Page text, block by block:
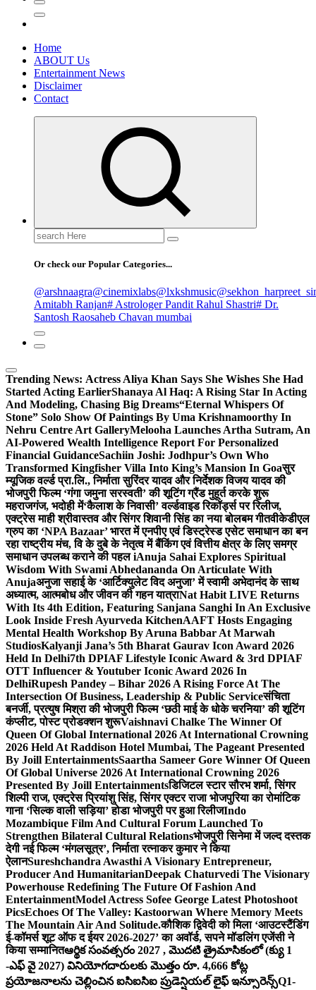
Home
ABOUT Us
Entertainment News
Disclaimer
Contact
Search
for:
Or check our Popular Categories...
@arshnaagra@cinemixlabs@lxkshmusic
Amitabh Ranjan# Astrologer Pandit Rahul Shastri# Dr.
Santosh Raosaheb Chavan mumbai
Trending News: Actress Aliya Khan Says She Wishes She Had
Started Acting EarlierShanaya Al Haq: A Rising Star In Acting
And Modeling, Chasing Big Dreams“Eternal Whispers Of
Stone” Solo Show Of Paintings By Uma Krishnamoorthy In
Nehru Centre Art GalleryMelooha Launches Artha Sutram, An
AI-Powered Wealth Intelligence Report For Personalized
Financial GuidanceSachiin Joshi: Jodhpur’s Own Who
Transformed Kingfisher Villa Into King’s Mansion In Goaसुर
म्यूजिक वर्ल्ड प्रा.लि., निर्माता सुरिंदर यादव और निर्देशक विजय यादव की
भोजपुरी फिल्म ‘गंगा जमुना सरस्वती’ की शूटिंग ग्रैंड मुहूर्त करके शुरू
महराजगंज, भदोही में‘कैलाश के निवासी’ वर्ल्डवाइड रिकॉर्ड्स पर रिलीज,
एक्ट्रेस माही श्रीवास्तव और सिंगर शिवानी सिंह का नया बोलबम गीतवीकेडीएल
ग्रुप का ‘NPA Bazaar’ भारत में एनपीए एवं डिस्ट्रेस्ड एसेट समाधान का बन
रहा राष्ट्रीय मंच, वि के दुबे के नेतृत्व में बैंकिंग एवं वित्तीय क्षेत्र के लिए समग्र
समाधान उपलब्ध कराने की पहल iAnuja Sahai Explores Spiritual
Wisdom With Swami Abhedananda On Articulate With
Anujaअनुजा सहाई के ‘आर्टिक्युलेट विद अनुजा’ में स्वामी अभेदानंद के साथ
अध्यात्म, आत्मबोध और जीवन की गहन यात्राNat Habit LIVE Returns
With Its 4th Edition, Featuring Sanjana Sanghi In An Exclusive
Look Inside Fresh Ayurveda KitchenAAFT Hosts Engaging
Mental Health Workshop By Aruna Babbar At Marwah
StudiosKalyanji Jana’s 5th Bharat Gaurav Icon Award 2026
Held In Delhi7th DPIAF Lifestyle Iconic Award & 3rd DPIAF
OTT Influencer & Youtuber Iconic Award 2026 In
DelhiRupesh Pandey – Bihar 2026 A Rising Force At The
Intersection Of Business, Leadership & Public Serviceसंचिता
बनर्जी, प्रत्युष मिश्रा की भोजपुरी फिल्म ‘छठी माई के धोके चरनिया’ की शूटिंग
कंप्लीट, पोस्ट प्रोडक्शन शुरूVaishnavi Chalke The Winner Of
Queen Of Global International 2026 At International Crowning
2026 Held At Raddison Hotel Mumbai, The Pageant Presented
By Joill EntertainmentsSaartha Sameer Gore Winner Of Queen
Of Global Universe 2026 At International Crowning 2026
Presented By Joill Entertainmentsडिजिटल स्टार सौरभ शर्मा, सिंगर
शिल्पी राज, एक्ट्रेस प्रियांशु सिंह, सिंगर एक्टर राजा भोजपुरिया का रोमांटिक
गाना ‘सिल्क वाली सड़िया’ होडा भोजपुरी पर हुआ रिलीजIndo
Mozambique Film And Cultural Forum Launched To
Strengthen Bilateral Cultural Relationsभोजपुरी सिनेमा में जल्द दस्तक
देगी नई फिल्म ‘मंगलसूत्र’, निर्माता रत्नाकर कुमार ने किया
ऐलानSureshchandra Awasthi A Visionary Entrepreneur,
Producer And HumanitarianDeepak Chaturvedi The Visionary
Powerhouse Redefining The Future Of Fashion And
EntertainmentModel Actress Sofee George Latest Photoshoot
PicsEchoes Of The Valley: Kastoorwan Where Memory Meets
The Mountain Air And Solitude.कौशिक द्विवेदी को मिला ‘आउटस्टैंडिंग
ई-कॉमर्स शूट ऑफ द ईयर 2026-2027’ का अवॉर्ड, सपने मॉडलिंग एजेंसी ने
किया सम्मानितఆర్థిక సంవత్సరం 2027 , మొదటి త్రైమాసికంలో (క్యు 1
-ఎఫ్ వై 2027) వినియోగదారులకు మొత్తం రూ. 4,666 కోట్ల
ప్రయోజనాలను చెల్లించిన ఐసిఐసిఐ ప్రుడెన్షియల్ లైఫ్ ఇన్సూరెన్స్Q1-